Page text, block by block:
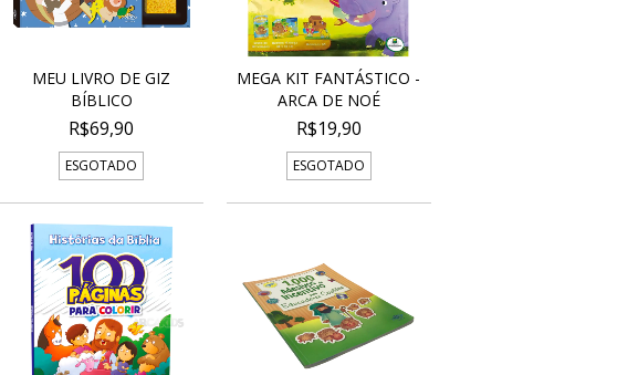
MEU LIVRO DE GIZ
BÍBLICO
R$69,90
ESGOTADO
MEGA KIT FANTÁSTICO -
ARCA DE NOÉ
R$19,90
ESGOTADO